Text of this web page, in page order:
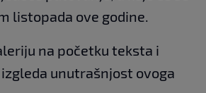
listopada ove godine.
na početku teksta i
unutrašnjost ovoga